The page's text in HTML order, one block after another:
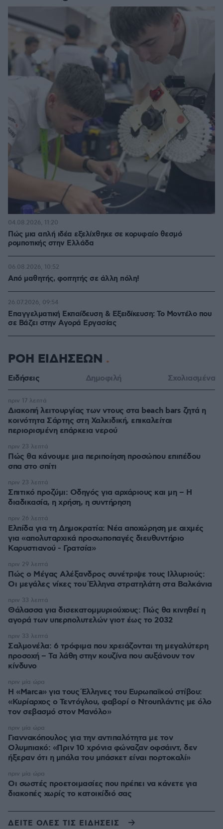
Πώς μια απλή ιδέα εξελίχθηκε σε κορυφαίο θεσμό
ρομποτικής στην Ελλάδα
04.08.2026, 11:20
Από μαθητής, φοιτητής σε άλλη πόλη!
06.08.2026, 10:52
Επαγγελματική Εκπαίδευση & Εξειδίκευση: Το Mοντέλο που
σε Bάζει στην Aγορά Eργασίας
26.07.2026, 09:54
ΡΟΗ ΕΙΔΗΣΕΩΝ
Ειδήσεις Δημοφιλή Σχολιασμένα
Διακοπή λειτουργίας των ντους στα beach bars ζητά η
κοινότητα Σάρτης στη Χαλκιδική, επικαλείται
περιορισμένη επάρκεια νερού
πριν 17 λεπτά
Πώς θα κάνουμε μια περιποίηση προσώπου επιπέδου
σπα στο σπίτι
πριν 23 λεπτά
Σπιτικό προζύμι: Οδηγός για αρχάριους και μη – Η
διαδικασία, η χρήση, η συντήρηση
πριν 23 λεπτά
Ελπίδα για τη Δημοκρατία: Νέα αποχώρηση με αιχμές
για «απολυταρχικά προσωποπαγές διευθυντήριο
Καρυστιανού - Γρατσία»
πριν 26 λεπτά
Πώς ο Μέγας Αλέξανδρος συνέτριψε τους Ιλλυριούς:
Οι μεγάλες νίκες του Έλληνα στρατηλάτη στα Βαλκάνια
πριν 29 λεπτά
Θάλασσα για δισεκατομμυριούχους: Πώς θα κινηθεί η
αγορά των υπερπολυτελών γιοτ έως το 2032
πριν 33 λεπτά
Σαλμονέλα: 6 τρόφιμα που χρειάζονται τη μεγαλύτερη
προσοχή – Τα λάθη στην κουζίνα που αυξάνουν τον
κίνδυνο
πριν 33 λεπτά
Η «Marca» για τους Έλληνες του Ευρωπαϊκού στίβου:
«Κυρίαρχος ο Τεντόγλου, φαβορί ο Ντουπλάντις με όλο
τον σεβασμό στον Μανόλο»
πριν μία ώρα
Γιαννακόπουλος για την αντιπαλότητα με τον
Ολυμπιακό: «Πριν 10 χρόνια φώναζαν οφσάιντ, δεν
ήξεραν ότι η μπάλα του μπάσκετ είναι πορτοκαλί»
πριν μία ώρα
Οι σωστές προετοιμασίες που πρέπει να κάνετε για
διακοπές χωρίς το κατοικίδιό σας
πριν μία ώρα
ΔΕΙΤΕ ΟΛΕΣ ΤΙΣ ΕΙΔΗΣΕΙΣ